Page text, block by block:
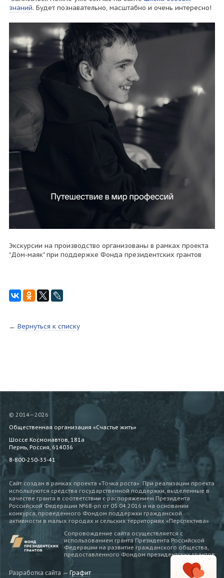
знаний. Будет познавательно, масштабно и очень интересно!
Экскурсии на производство организованы в рамках проекта
"Дом-маяк" при поддержке Фонда президентских грантов
← Вернуться к списку
© 2014—2026
Общественная организация «Счастье жить»
Шоссе Космонавтов, 181а
Пермь, Россия, 614036
8-800-250-33-41
Сайт создан в рамках проекта «Точка роста». При реализации проекта
используются средства государственной поддержки, выделенные в
качестве гранта в соответствии c распоряжением Президента
Российской Федерации №68-рп от 05.04.2016 и на основании
конкурса, проведенного Фондом поддержки гражданской
активности в малых городах и сельских территориях «Перспектива»
Сопровождение сайта осуществляется с
использованием гранта Президента Российской
Федерации на развитие гражданского общества,
предоставленного Фондом президентских грантов
Разработка сайта — Графит